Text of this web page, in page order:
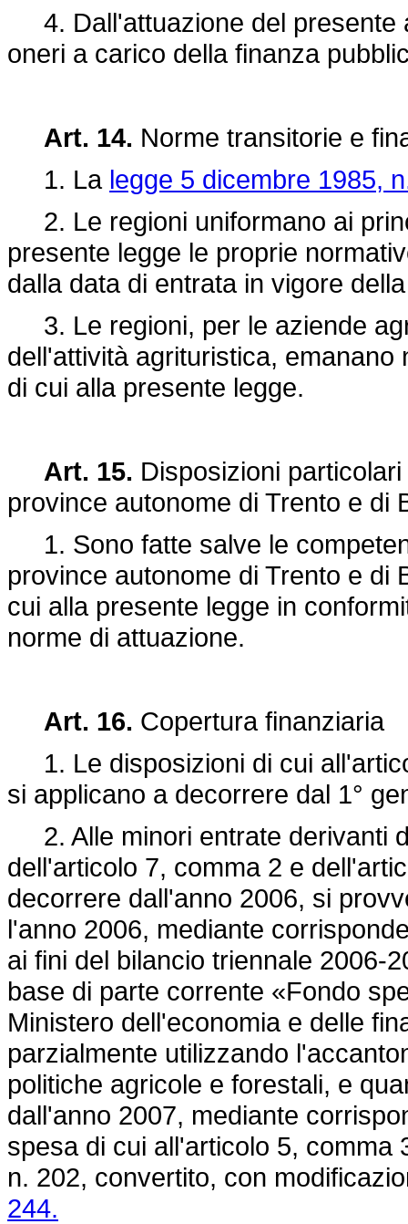
4. Dall'attuazione del presente
oneri a carico della finanza
Art. 14. Norme transitorie e
1. La legge 5 dicembre 1985,
2. Le regioni uniformano ai
presente legge le proprie
dalla data di entrata in vigore
3. Le regioni, per le aziende
dell'attività agrituristica,
di cui alla presente legge.
Art. 15. Disposizioni
province autonome di Trento e di
1. Sono fatte salve le
province autonome di Trento e di
cui alla presente legge in
norme di attuazione.
Art. 16. Copertura finanziaria
1. Le disposizioni di cui
si applicano a decorrere dal 1°
2. Alle minori entrate derivanti
dell'articolo 7, comma 2 e
decorrere dall'anno 2006, si
l'anno 2006, mediante
ai fini del bilancio triennale 2006-
base di parte corrente «Fondo
Ministero dell'economia e delle
parzialmente utilizzando
politiche agricole e forestali, e
dall'anno 2007, mediante
spesa di cui all'articolo 5, comma
n. 202, convertito, con
244.